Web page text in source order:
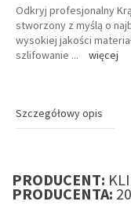
Odkryj profesjonalny
stworzony z myślą o
wysokiej jakości
szlifowanie ... więcej
Szczegółowy opis
PRODUCENT:
PRODUCENTA: